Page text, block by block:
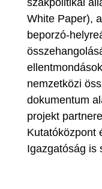
szakpolitikai
White Paper),
beporzó-
nemzetközi
dokumentum
projekt
Kutatóközpont
Igazgatóság is